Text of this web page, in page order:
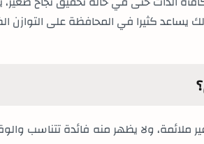
يساعد كثيرا في المحافظة على التوازن
ولا يظهر منه فائدة تتناسب